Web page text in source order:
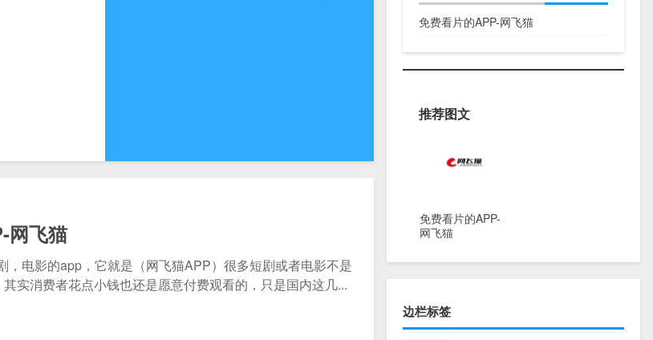
网飞猫
，电影的app，它就是（网飞猫APP）很多短剧或者电影不是
实消费者花点小钱也还是愿意付费观看的，只是国内这几...
免费看片的APP-网飞猫
推荐图文
免费看片的APP-
网飞猫
边栏标签